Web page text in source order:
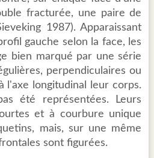
fracturée, une paire de
1987). Apparaissant
gauche selon la face, les
bien marqué par une série
perpendiculaires ou
l'axe longitudinal leur corps.
été représentées. Leurs
et à courbure unique
mais, sur une même
sont figurées.